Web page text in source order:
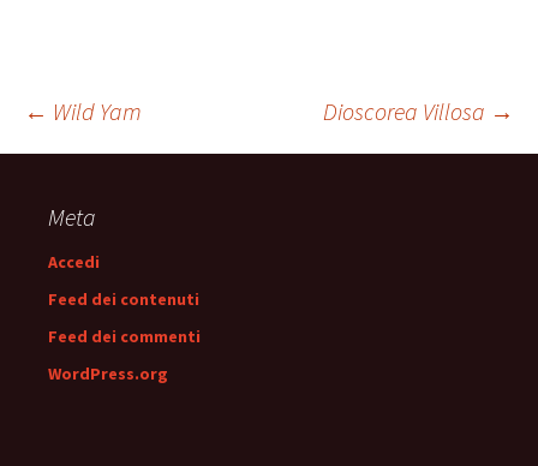
Navigazione
articolo
← Wild Yam Dioscorea Villosa →
Meta
Accedi
Feed dei contenuti
Feed dei commenti
WordPress.org